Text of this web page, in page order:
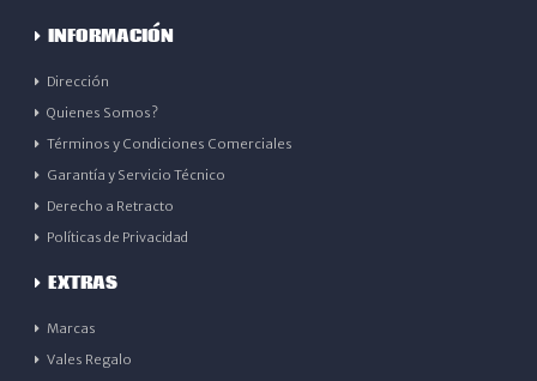
INFORMACIÓN
Dirección
Quienes Somos?
Términos y Condiciones Comerciales
Garantía y Servicio Técnico
Derecho a Retracto
Políticas de Privacidad
EXTRAS
Marcas
Vales Regalo